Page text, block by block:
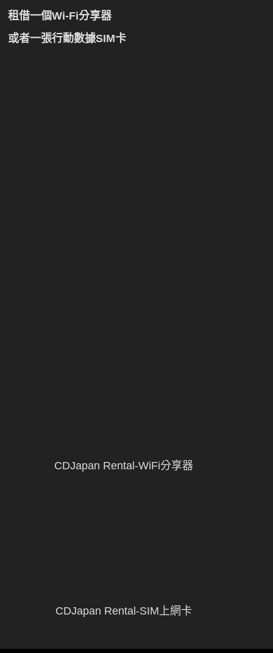
租借一個Wi-Fi分享器
或者一張行動數據SIM卡
CDJapan Rental-WiFi分享器
CDJapan Rental-SIM上網卡